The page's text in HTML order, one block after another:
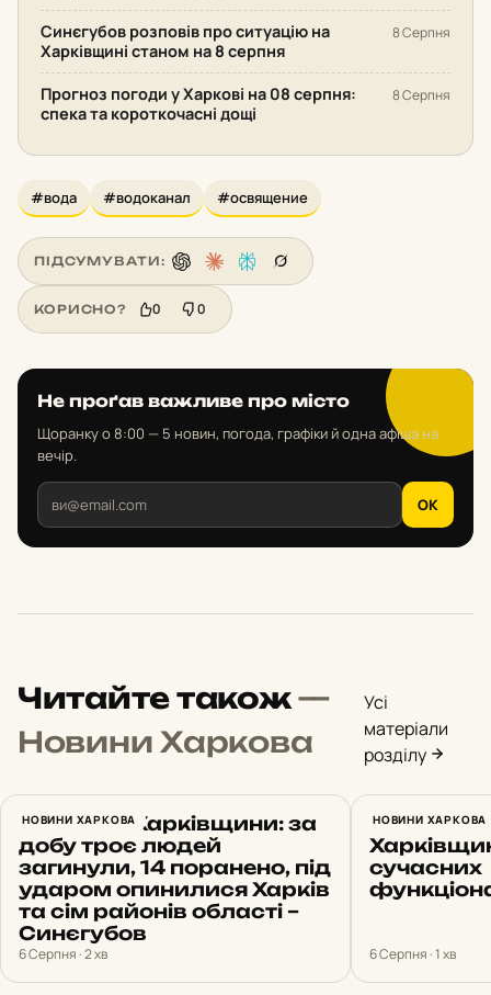
Синєгубов розповів про ситуацію на
Харківщині станом на 8 серпня
8 Серпня
Прогноз погоди у Харкові на 08 серпня:
спека та короткочасні дощі
8 Серпня
#вода #водоканал #освящение
ПІДСУМУВАТИ:
КОРИСНО? 0 0
Не проґав важливе про місто
Щоранку о 8:00 — 5 новин, погода, графіки й одна афіша на
вечір.
OK
Читайте також—
Новини Харкова
Усі
матеріали
розділу
НОВИНИ ХАРКОВА
Обстріли Харківщини: за
добу троє людей
загинули, 14 поранено, під
ударом опинилися Харків
та сім районів області –
Синєгубов
6 Серпня · 2 хв
НОВИНИ ХАРКОВА
Ще три
сучасних
6 Серпня · 1 хв